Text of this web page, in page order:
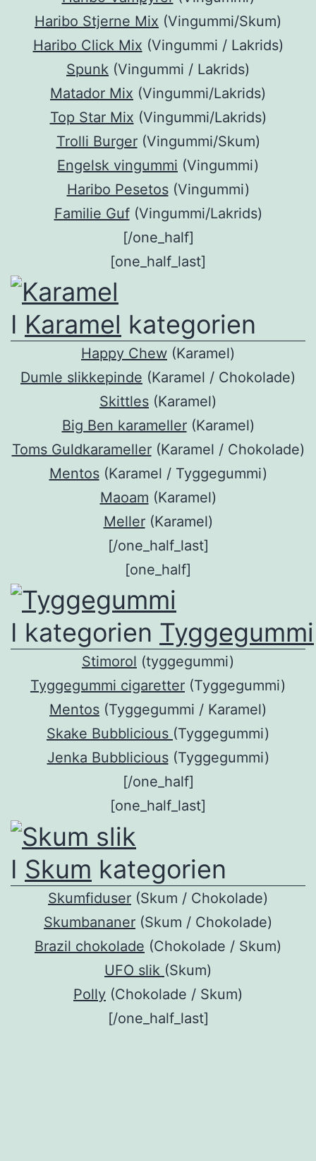
Haribo Stjerne Mix (Vingummi/Skum)
Haribo Click Mix (Vingummi / Lakrids)
Spunk (Vingummi / Lakrids)
Matador Mix (Vingummi/Lakrids)
Top Star Mix (Vingummi/Lakrids)
Trolli Burger(Vingummi/Skum)
Engelsk vingummi (Vingummi)
Haribo Pesetos(Vingummi)
Familie Guf(Vingummi/Lakrids)
[/one_half]
[one_half_last]
I Karamel kategorien
Happy Chew (Karamel)
Dumle slikkepinde (Karamel / Chokolade)
Skittles (Karamel)
Big Ben karameller(Karamel)
Toms Guldkarameller(Karamel / Chokolade)
Mentos(Karamel / Tyggegummi)
Maoam (Karamel)
Meller(Karamel)
[/one_half_last]
[one_half]
I kategorien Tyggegummi
Stimorol (tyggegummi)
Tyggegummi cigaretter (Tyggegummi)
Mentos (Tyggegummi / Karamel)
Skake Bubblicious (Tyggegummi)
Jenka Bubblicious(Tyggegummi)
[/one_half]
[one_half_last]
I Skum kategorien
Skumfiduser (Skum / Chokolade)
Skumbananer (Skum / Chokolade)
Brazil chokolade (Chokolade / Skum)
UFO slik (Skum)
Polly (Chokolade / Skum)
[/one_half_last]